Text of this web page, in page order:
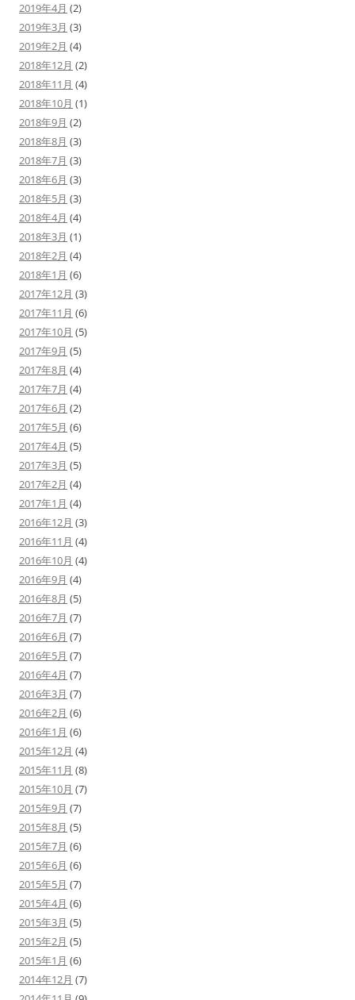
2019年4月 (2)
2019年3月 (3)
2019年2月 (4)
2018年12月 (2)
2018年11月 (4)
2018年10月 (1)
2018年9月 (2)
2018年8月 (3)
2018年7月 (3)
2018年6月 (3)
2018年5月 (3)
2018年4月 (4)
2018年3月 (1)
2018年2月 (4)
2018年1月 (6)
2017年12月 (3)
2017年11月 (6)
2017年10月 (5)
2017年9月 (5)
2017年8月 (4)
2017年7月 (4)
2017年6月 (2)
2017年5月 (6)
2017年4月 (5)
2017年3月 (5)
2017年2月 (4)
2017年1月 (4)
2016年12月 (3)
2016年11月 (4)
2016年10月 (4)
2016年9月 (4)
2016年8月 (5)
2016年7月 (7)
2016年6月 (7)
2016年5月 (7)
2016年4月 (7)
2016年3月 (7)
2016年2月 (6)
2016年1月 (6)
2015年12月 (4)
2015年11月 (8)
2015年10月 (7)
2015年9月 (7)
2015年8月 (5)
2015年7月 (6)
2015年6月 (6)
2015年5月 (7)
2015年4月 (6)
2015年3月 (5)
2015年2月 (5)
2015年1月 (6)
2014年12月 (7)